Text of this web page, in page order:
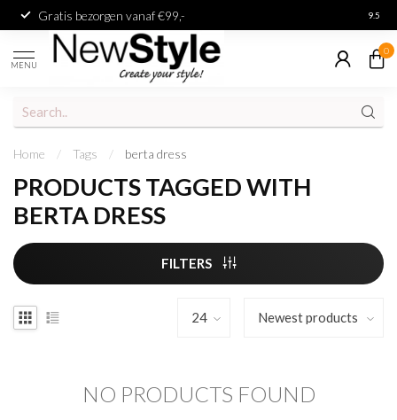
Gratis bezorgen vanaf €99,- 9.5
MENU
0
Home / Tags / berta dress
PRODUCTS TAGGED WITH
BERTA DRESS
FILTERS
NO PRODUCTS FOUND